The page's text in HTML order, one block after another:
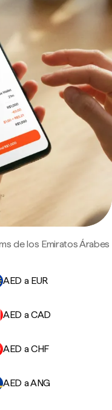
de los Emiratos Árabes
AED a EUR
AED a CAD
AED a CHF
AED a ANG